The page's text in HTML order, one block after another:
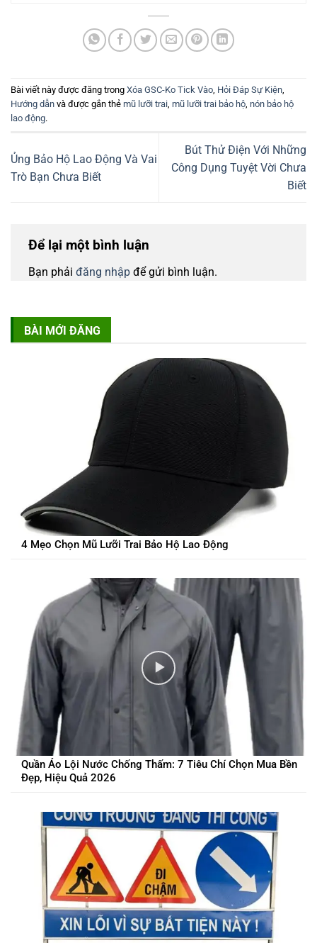
Bài viết này được đăng trong Xóa GSC-Ko Tick Vào, Hỏi Đáp Sự Kiện,
Hướng dẫn và được gắn thẻ mũ lưỡi trai, mũ lưỡi trai bảo hộ, nón bảo hộ
lao động.
Ủng Bảo Hộ Lao Động Và Vai
Trò Bạn Chưa Biết
Bút Thử Điện Với Những
Công Dụng Tuyệt Vời Chưa
Biết
Để lại một bình luận
Bạn phải đăng nhập để gửi bình luận.
BÀI MỚI ĐĂNG
4 Mẹo Chọn Mũ Lưỡi Trai Bảo Hộ Lao Động
Quần Áo Lội Nước Chống Thấm: 7 Tiêu Chí Chọn Mua Bền
Đẹp, Hiệu Quả 2026